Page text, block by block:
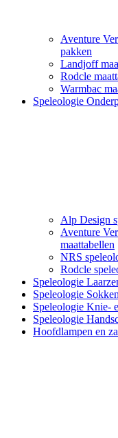
Aventure
pakken
Landjoff
Rodcle
Warmbac
Speleologie
Alp Design
Aventure
maattabellen
NRS
Rodcle
Speleologie
Speleologie Sokken
Speleologie Knie-
Speleologie
Hoofdlampen en